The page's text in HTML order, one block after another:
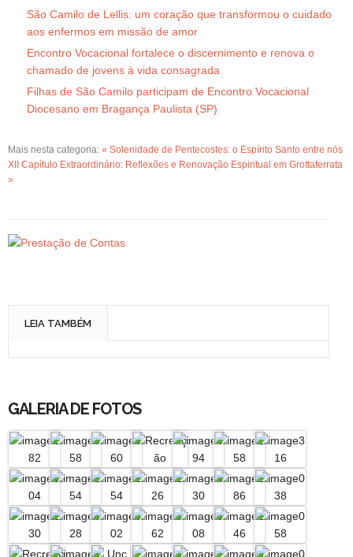
São Camilo de Lellis: um coração que transformou o cuidado
aos enfermos em missão de amor
Encontro Vocacional fortalece o discernimento e renova o
chamado de jovens à vida consagrada
Filhas de São Camilo participam de Encontro Vocacional
Diocesano em Bragança Paulista (SP)
Mais nesta categoria: « Solenidade de Pentecostes: o Espírito Santo entre nós
XII Capítulo Extraordinário: Reflexões e Renovação Espiritual em Grottaferrata
»
LEIA TAMBÉM
GALERIA DE FOTOS